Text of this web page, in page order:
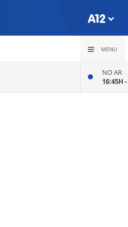
MENU
NO AR
16:45H -